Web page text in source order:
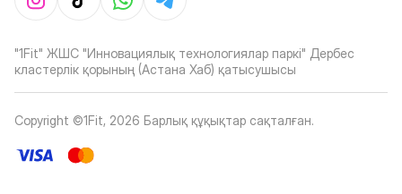
"1Fit" ЖШС "Инновациялық технологиялар паркі" Дербес
кластерлік қорының (Астана Хаб) қатысушысы
Copyright ©1Fit, 2026 Барлық құқықтар сақталған.